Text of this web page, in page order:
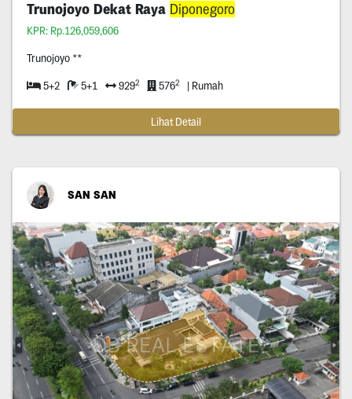
Trunojoyo Dekat Raya Diponegoro
KPR: Rp.126,059,606
Trunojoyo **
5+2 5+1 9292 5762 | Rumah
Lihat Detail
SAN SAN